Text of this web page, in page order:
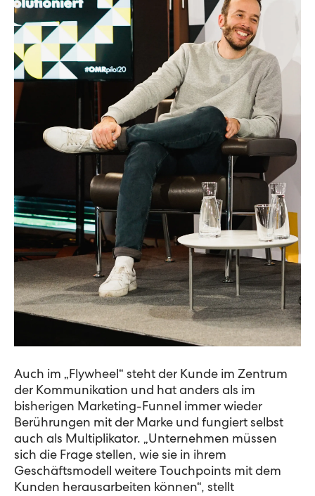
Auch im „Flywheel“ steht der Kunde im Zentrum
der Kommunikation und hat anders als im
bisherigen Marketing-Funnel immer wieder
Berührungen mit der Marke und fungiert selbst
auch als Multiplikator. „Unternehmen müssen
sich die Frage stellen, wie sie in ihrem
Geschäftsmodell weitere Touchpoints mit dem
Kunden herausarbeiten können“, stellt